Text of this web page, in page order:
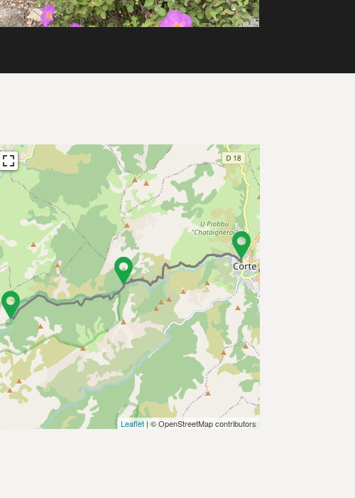
Leaflet| © OpenStreetMap contributors